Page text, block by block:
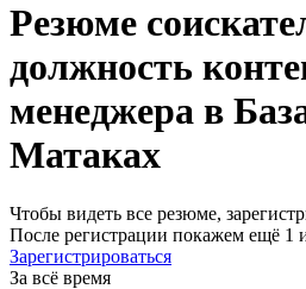
Резюме
должность
менеджера в
Матаках
Чтобы видеть все резюме,
После регистрации покажем ещё 1
Зарегистрироваться
За всё время